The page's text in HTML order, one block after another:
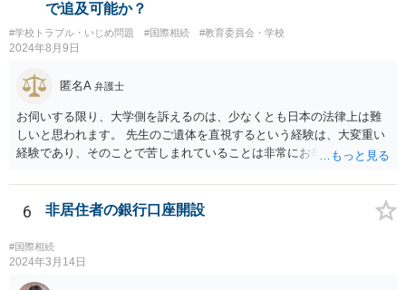
で追及可能か？
#学校トラブル・いじめ問題 #国際相続 #教育委員会・学校
2024年8月9日
匿名A 弁護士
お伺いする限り、大学側を訴えるのは、少なくとも日本の法律上は難
しいと思われます。 先生のご遺体を直視するという経験は、大変重い
経験であり、そのことで苦しまれていることは非常にお辛い状況だと
れば、相手方の行為に対して、故意や過失がなければ、法的責任を追
及することは難しいところです。 本件の場合、大学側が仕組んで、あ
ともかく、何も知らず、単に授業に来なかった教員の様子を見てきて
くれと指示する行為に、何か大学側の落ち度があったとまでの認定は
難しいように思われます。 そうなると、大学側で、第一発見者になっ
6 非居住者の銀行口座開設
#国際相続
2024年3月14日